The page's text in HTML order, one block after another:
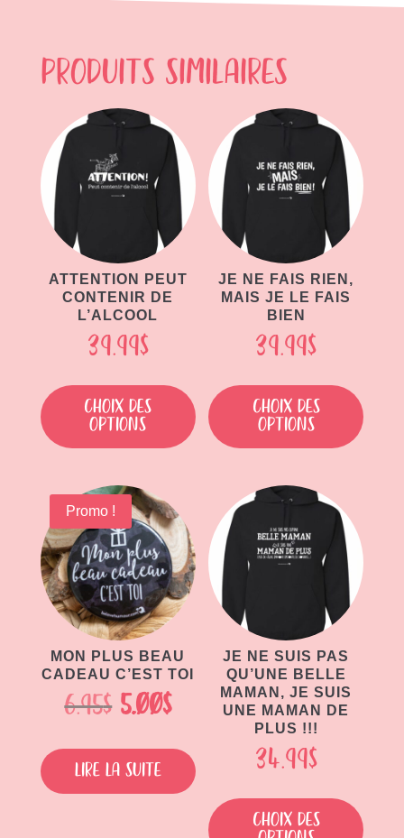
Produits similaires
ATTENTION PEUT
CONTENIR DE
L’ALCOOL
39.99$
Choix des
options
produit
a
plusieurs
options
peuvent
être
choisies
page
produit
JE NE FAIS RIEN,
MAIS JE LE FAIS
BIEN
39.99$
Choix des
options
a
Promo !
MON PLUS BEAU
CADEAU C’EST TOI
6.95$ Le
initial
était :
5.00$Le
actuel
est :
Lire la suite
JE NE SUIS PAS
QU’UNE BELLE
MAMAN, JE SUIS
UNE MAMAN DE
PLUS !!!
34.99$
Choix des
a